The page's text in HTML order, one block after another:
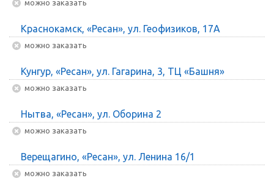
Можно заказать
Краснокамск, «Ресан», ул. Геофизиков, 17А
Можно заказать
Кунгур, «Ресан», ул. Гагарина, 3, ТЦ «Башня»
Можно заказать
Нытва, «Ресан», ул. Оборина 2
Можно заказать
Верещагино, «Ресан», ул. Ленина 16/1
Можно заказать